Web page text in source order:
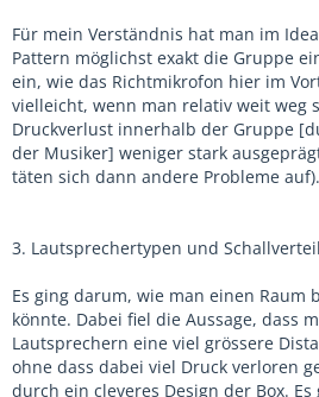
Für mein Verständnis hat man im
Pattern möglichst exakt die Gruppe
ein, wie das Richtmikrofon hier im
vielleicht, wenn man relativ weit weg
Druckverlust innerhalb der Gruppe
der Musiker] weniger stark
täten sich dann andere Probleme auf).
3. Lautsprechertypen und
Es ging darum, wie man einen Raum
könnte. Dabei fiel die Aussage, dass
Lautsprechern eine viel grössere
ohne dass dabei viel Druck verloren
durch ein cleveres Design der Box.